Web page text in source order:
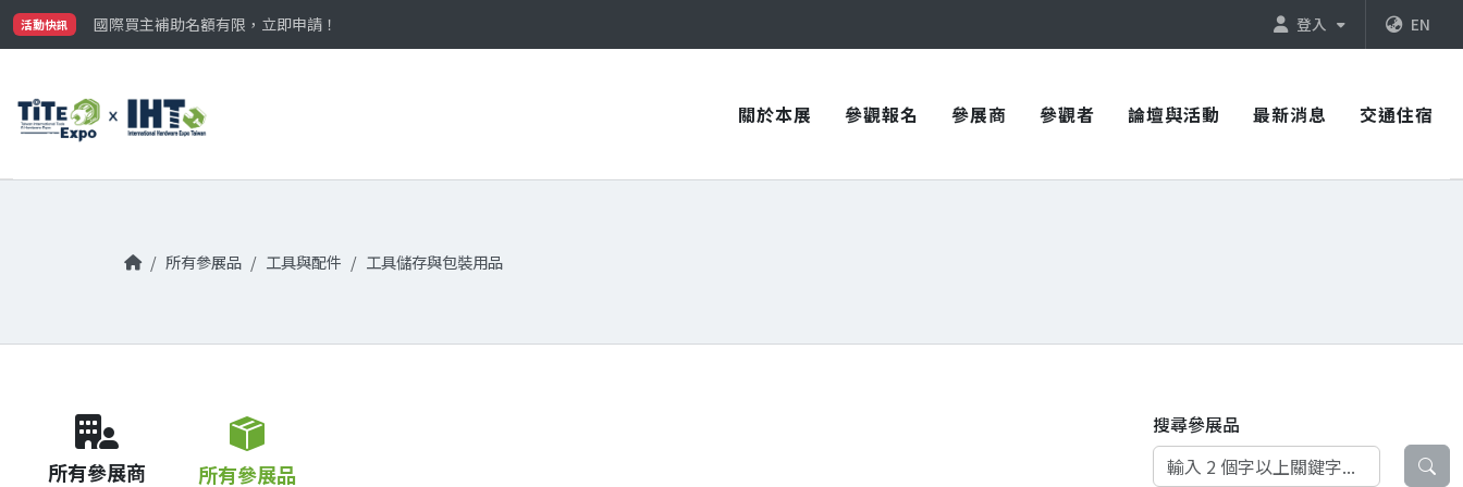
活動快訊
國際買主補助名額有限，立即申請！
參觀門票開放申請中‼️
登入 EN
關於本展 參觀報名 參展商 參觀者 論壇與活動 最新消息 交通住宿
所有參展品 工具與配件 工具儲存與包裝用品
所有參展商 所有參展品
搜尋參展品